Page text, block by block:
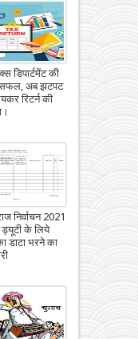
डिपार्टमेंट की
अब झटपट
रिटर्न की
निर्वाचन 2021
ड्यूटी के लिये
डाटा भरने का